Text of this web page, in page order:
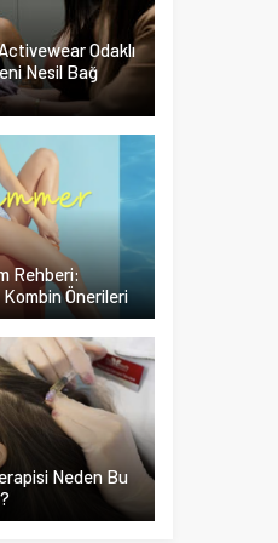
Odaklı
Nesil Bağ
Rehberi:
Önerileri
Neden Bu